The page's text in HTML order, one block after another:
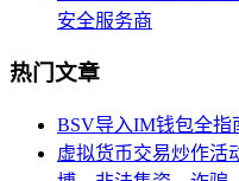
安全服务商
热门文章
BSV导入IM钱包全指
虚拟货币交易炒作活